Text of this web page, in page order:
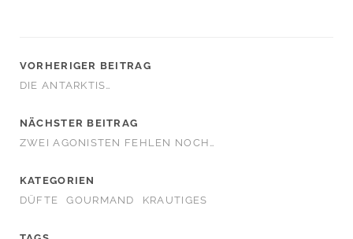
VORHERIGER BEITRAG
DIE ANTARKTIS…
NÄCHSTER BEITRAG
ZWEI AGONISTEN FEHLEN NOCH…
KATEGORIEN
DÜFTE
GOURMAND KRAUTIGES